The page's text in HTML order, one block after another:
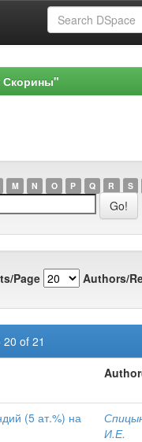
Скорины"
M N O P Q R S
Page Authors/
of 21
(5 ат.%) на
И.Е.